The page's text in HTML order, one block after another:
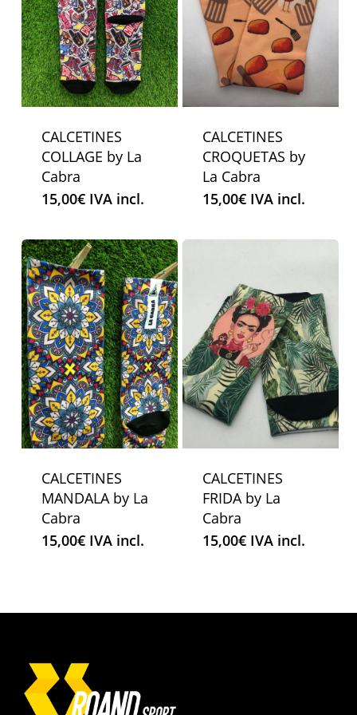
CALCETINES
COLLAGE by La
Cabra
15,00€ IVA incl.
CALCETINES
CROQUETAS by
La Cabra
15,00€ IVA incl.
CALCETINES
MANDALA by La
Cabra
15,00€ IVA incl.
CALCETINES
FRIDA by La
Cabra
15,00€ IVA incl.